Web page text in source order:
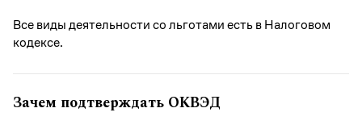
Все виды деятельности со льготами есть в Налоговом
кодексе.
Зачем подтверждать ОКВЭД